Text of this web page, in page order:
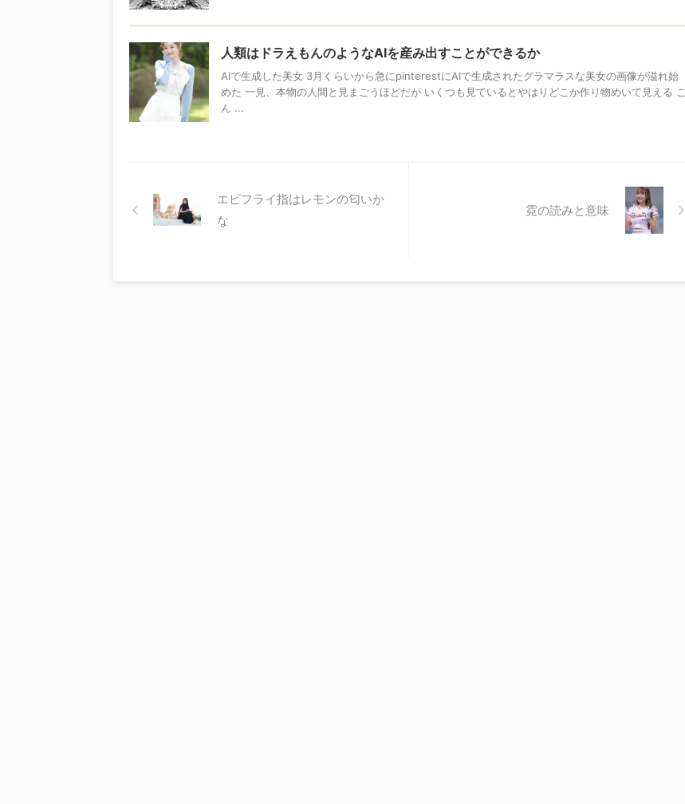
人類はドラえもんのようなAIを産み出すことができるか
AIで生成した美女 3月くらいから急にpinterestにAIで生成されたグラマラスな美女の画像が溢れ始
めた 一見、本物の人間と見まごうほどだが いくつも見ているとやはりどこか作り物めいて見える こ
ん ...
エビフライ指はレモンの匂いか
な
霓の読みと意味